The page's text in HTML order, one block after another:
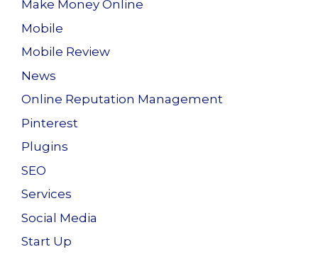
Make Money Online
Mobile
Mobile Review
News
Online Reputation Management
Pinterest
Plugins
SEO
Services
Social Media
Start Up